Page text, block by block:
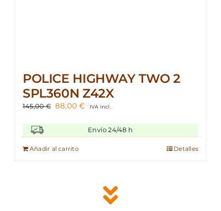
POLICE HIGHWAY TWO 2
SPL360N Z42X
145,00€ El
original
era:
145,00 €.
88,00€ El
actual
es:
IVA incl.
Envío 24/48 h
Añadir al carrito Detalles